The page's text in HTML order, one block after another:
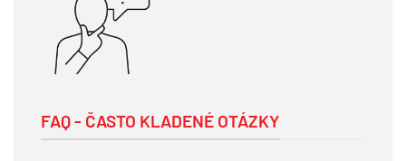
FAQ - ČASTO KLADENÉ OTÁZKY